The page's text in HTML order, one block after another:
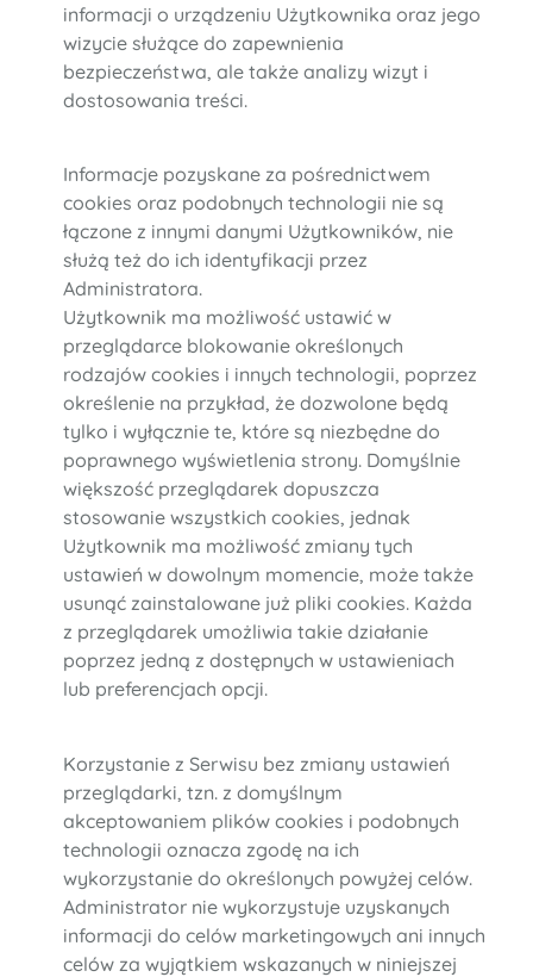
informacji o urządzeniu Użytkownika oraz jego
wizycie służące do zapewnienia
bezpieczeństwa, ale także analizy wizyt i
dostosowania treści.
Informacje pozyskane za pośrednictwem
cookies oraz podobnych technologii nie są
łączone z innymi danymi Użytkowników, nie
służą też do ich identyfikacji przez
Administratora.
Użytkownik ma możliwość ustawić w
przeglądarce blokowanie określonych
rodzajów cookies i innych technologii, poprzez
określenie na przykład, że dozwolone będą
tylko i wyłącznie te, które są niezbędne do
poprawnego wyświetlenia strony. Domyślnie
większość przeglądarek dopuszcza
stosowanie wszystkich cookies, jednak
Użytkownik ma możliwość zmiany tych
ustawień w dowolnym momencie, może także
usunąć zainstalowane już pliki cookies. Każda
z przeglądarek umożliwia takie działanie
poprzez jedną z dostępnych w ustawieniach
lub preferencjach opcji.
Korzystanie z Serwisu bez zmiany ustawień
przeglądarki, tzn. z domyślnym
akceptowaniem plików cookies i podobnych
technologii oznacza zgodę na ich
wykorzystanie do określonych powyżej celów.
Administrator nie wykorzystuje uzyskanych
informacji do celów marketingowych ani innych
celów za wyjątkiem wskazanych w niniejszej